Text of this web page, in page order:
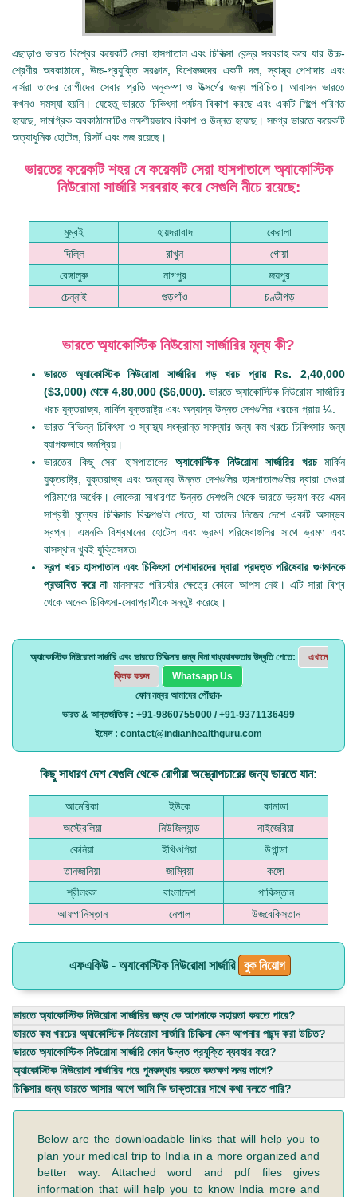
এছাড়াও ভারত বিশ্বের কয়েকটি সেরা হাসপাতাল এবং চিকিত্সা কেন্দ্র সরবরাহ করে যার উচ্চ-
শ্রেণীর অবকাঠামো, উচ্চ-প্রযুক্তি সরঞ্জাম, বিশেষজ্ঞদের একটি দল, স্বাস্থ্য পেশাদার এবং
নার্সরা তাদের রোগীদের সেবার প্রতি অনুকম্পা ও উত্সর্গের জন্য পরিচিত। আবাসন ভারতে
কখনও সমস্যা হয়নি। যেহেতু ভারতে চিকিৎসা পর্যটন বিকাশ করছে এবং একটি শিল্পে পরিণত
হয়েছে, সামগ্রিক অবকাঠামোটিও লক্ষণীয়ভাবে বিকাশ ও উন্নত হয়েছে। সমগ্র ভারতে কয়েকটি
অত্যাধুনিক হোটেল, রিসর্ট এবং লজ রয়েছে।
ভারতের কয়েকটি শহর যে কয়েকটি সেরা হাসপাতালে অ্যাকোস্টিক
নিউরোমা সার্জারি সরবরাহ করে সেগুলি নীচে রয়েছে:
মুম্বই হায়দরাবাদ
কেরালা
দিল্লি
রাখুন
গোয়া
বেঙ্গালুরু
নাগপুর
জয়পুর
চেন্নাই
গুড়গাঁও চণ্ডীগড়
ভারতে অ্যাকোস্টিক নিউরোমা সার্জারির মূল্য কী?
ভারতে অ্যাকোস্টিক নিউরোমা সার্জারির গড় খরচ প্রায় Rs. 2,40,000
($3,000) থেকে 4,80,000 ($6,000). ভারতে অ্যাকোস্টিক নিউরোমা সার্জারির
খরচ যুক্তরাজ্য, মার্কিন যুক্তরাষ্ট্র এবং অন্যান্য উন্নত দেশগুলির খরচের প্রায় ¼.
ভারত বিভিন্ন চিকিৎসা ও স্বাস্থ্য সংক্রান্ত সমস্যার জন্য কম খরচে চিকিৎসার জন্য
ব্যাপকভাবে জনপ্রিয়।
ভারতের কিছু সেরা হাসপাতালের অ্যাকোস্টিক নিউরোমা সার্জারির খরচমার্কিন
যুক্তরাষ্ট্র, যুক্তরাজ্য এবং অন্যান্য উন্নত দেশগুলির হাসপাতালগুলির দ্বারা নেওয়া
পরিমাণের অর্ধেক। লোকেরা সাধারণত উন্নত দেশগুলি থেকে ভারতে ভ্রমণ করে এমন
সাশ্রয়ী মূল্যের চিকিত্সার বিকল্পগুলি পেতে, যা তাদের নিজের দেশে একটি অসম্ভব
স্বপ্ন। এমনকি বিশ্বমানের হোটেল এবং ভ্রমণ পরিষেবাগুলির সাথে ভ্রমণ এবং
বাসস্থান খুবই যুক্তিসঙ্গত৷
স্বল্প খরচ হাসপাতাল এবং চিকিৎসা পেশাদারদের দ্বারা প্রদত্ত পরিষেবার গুণমানকে
প্রভাবিত করে না৷ মানসম্মত পরিচর্যার ক্ষেত্রে কোনো আপস নেই। এটি সারা বিশ্ব
থেকে অনেক চিকিৎসা-সেবাপ্রার্থীকে সন্তুষ্ট করেছে।
অ্যাকোস্টিক নিউরোমা সার্জারি এবং ভারতে চিকিত্সার জন্য বিনা বাধ্যবাধকতার উদ্ধৃতি পেতে:
এখানে
ক্লিক করুন
Whatsapp Us
ফোন নম্বর আমাদের পৌঁছান-
ভারত & আন্তর্জাতিক : +91-9860755000 / +91-9371136499
ইমেল : contact@indianhealthguru.com
কিছু সাধারণ দেশ যেগুলি থেকে রোগীরা অস্ত্রোপচারের জন্য ভারতে যান:
আমেরিকা ইউকে
কানাডা
অস্ট্রেলিয়া
নিউজিল্যান্ড
নাইজেরিয়া
কেনিয়া
ইথিওপিয়া
উগান্ডা
তানজানিয়া
জাম্বিয়া
কঙ্গো
শ্রীলংকা
বাংলাদেশ
পাকিস্তান
আফগানিস্তান
নেপাল উজবেকিস্তান
এফএকিউ - অ্যাকোস্টিক নিউরোমা সার্জারি বুক নিয়োগ
ভারতে অ্যাকোস্টিক নিউরোমা সার্জারির জন্য কে আপনাকে সহায়তা করতে পারে?
ভারতে কম খরচের অ্যাকোস্টিক নিউরোমা সার্জারি চিকিত্সা কেন আপনার পছন্দ করা উচিত?
ভারতে অ্যাকোস্টিক নিউরোমা সার্জারি কোন উন্নত প্রযুক্তি ব্যবহার করে?
অ্যাকোস্টিক নিউরোমা সার্জারির পরে পুনরুদ্ধার করতে কতক্ষণ সময় লাগে?
চিকিত্সার জন্য ভারতে আসার আগে আমি কি ডাক্তারের সাথে কথা বলতে পারি?
Below are the downloadable links that will help you to
plan your medical trip to India in a more organized and
better way. Attached word and pdf files gives
information that will help you to know India more and